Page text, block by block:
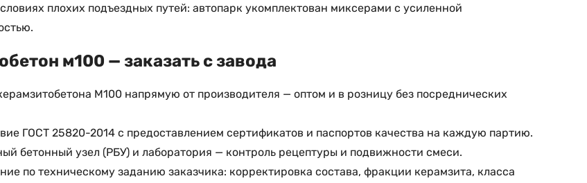
плохих подъездных путей: автопарк укомплектован миксерами с усиленной
м100 — заказать с завода
М100 напрямую от производителя — оптом и в розницу без посреднических
ГОСТ 25820-2014 с предоставлением сертификатов и паспортов качества на каждую партию.
бетонный узел (РБУ) и лаборатория — контроль рецептуры и подвижности смеси.
по техническому заданию заказчика: корректировка состава, фракции керамзита, класса